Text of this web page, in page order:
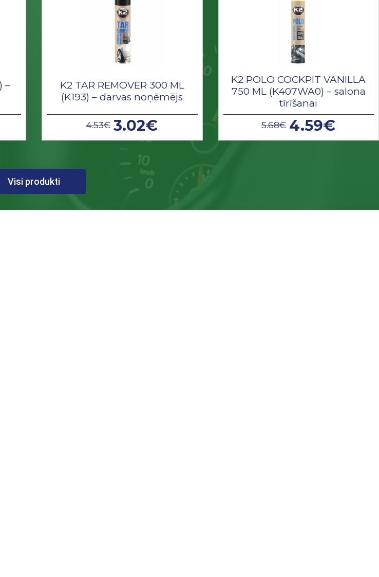
–
K2 TAR REMOVER 300 ML
(K193) – darvas noņēmējs
4.53€ 3.02€
K2 POLO COCKPIT VANILLA
750 ML (K407WA0) – salona
tīrīšanai
5.68€ 4.59€
Visi produkti